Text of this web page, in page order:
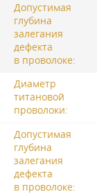
Допустимая
глубина
залегания
дефекта
в проволоке:
Диаметр
титановой
проволоки:
Допустимая
глубина
залегания
дефекта
в проволоке: